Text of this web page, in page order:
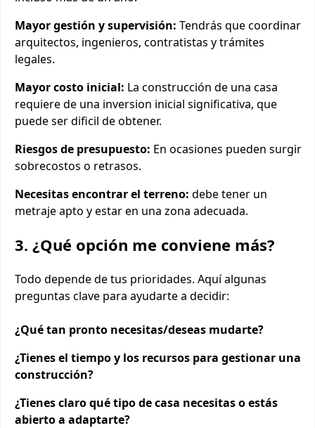
Mayor gestión y supervisión: Tendrás que coordinar
arquitectos, ingenieros, contratistas y trámites
legales.
Mayor costo inicial: La construcción de una casa
requiere de una inversion inicial significativa, que
puede ser dificil de obtener.
Riesgos de presupuesto: En ocasiones pueden surgir
sobrecostos o retrasos.
Necesitas encontrar el terreno: debe tener un
metraje apto y estar en una zona adecuada.
3. ¿Qué opción me conviene más?
Todo depende de tus prioridades. Aquí algunas
preguntas clave para ayudarte a decidir:
¿Qué tan pronto necesitas/deseas mudarte?
¿Tienes el tiempo y los recursos para gestionar una
construcción?
¿Tienes claro qué tipo de casa necesitas o estás
abierto a adaptarte?